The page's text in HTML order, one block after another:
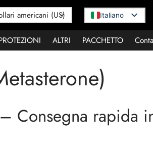
Italiano
ALTRI PACCHETTO
Consegna rapida